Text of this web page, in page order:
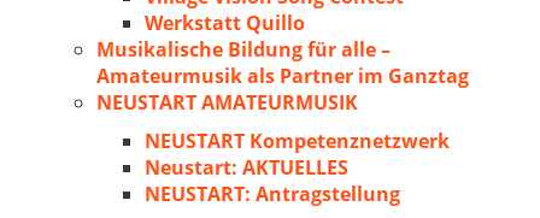
Werkstatt Quillo
Musikalische Bildung für alle –
Amateurmusik als Partner im Ganztag
NEUSTART AMATEURMUSIK
NEUSTART Kompetenznetzwerk
Neustart: AKTUELLES
NEUSTART: Antragstellung